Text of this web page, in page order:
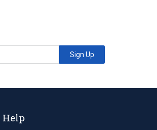
Sign Up
Help